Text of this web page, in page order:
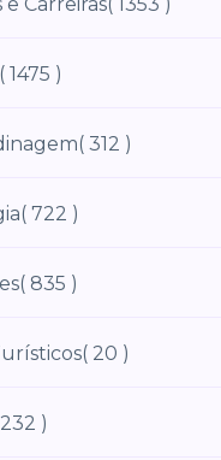
( 1475 )
( 312 )
( 722 )
( 835 )
( 20 )
)